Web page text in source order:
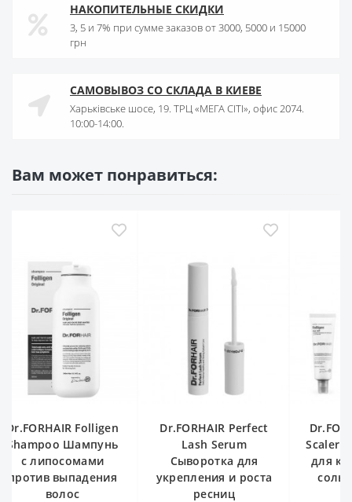
НАКОПИТЕЛЬНЫЕ СКИДКИ
3, 5 и 7% при сумме заказов от 3000, 5000 и 15000
грн
САМОВЫВОЗ СО СКЛАДА В КИЕВЕ
Харьківське шосе, 19. ТРЦ «МЕГА СІТІ», офис 2074.
10:00-14:00.
Вам может понравиться:
Dr.FORHAIR Perfect
Lash Serum
Сыворотка для
укрепления и роста
ресниц
Dr.FORHAIR Sea Salt
Scaler 300 ml Пилинг
для кожи головы с
солью Мертвого
моря